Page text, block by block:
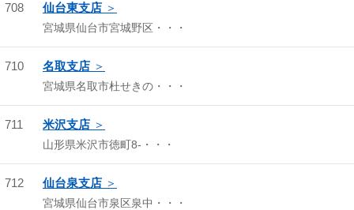
708 仙台東支店
宮城県仙台市宮城野区・・・
710 名取支店
宮城県名取市杜せきの・・・
711 米沢支店
山形県米沢市徳町8-・・・
712 仙台泉支店
宮城県仙台市泉区泉中・・・